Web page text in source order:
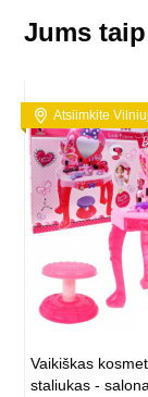
Jums
Atsiimkite
Vaikiškas
staliukas -